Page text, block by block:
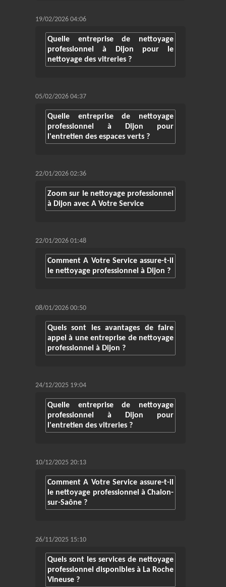
19/02/2026 04:06
Quelle entreprise de nettoyage
professionnel à Dijon pour le
nettoyage des vitreries ?
05/02/2026 04:37
Quelle entreprise de nettoyage
professionnel à Dijon pour
l'entretien des espaces verts ?
22/01/2026 02:36
Zoom sur le nettoyage professionnel
à Dijon avec A Votre Service
22/01/2026 01:48
Comment A Votre Service assure-t-il
le nettoyage professionnel à Dijon ?
08/01/2026 00:50
Quels sont les avantages de faire
appel à une entreprise de nettoyage
professionnel à Dijon ?
24/12/2025 19:04
Quelle entreprise de nettoyage
professionnel à Dijon pour
l'entretien des vitreries ?
10/12/2025 20:13
Comment A Votre Service assure-t-il
le nettoyage professionnel à Chalon-
sur-Saône ?
26/11/2025 15:10
Quels sont les services de nettoyage
professionnel disponibles à La Roche
Vineuse ?